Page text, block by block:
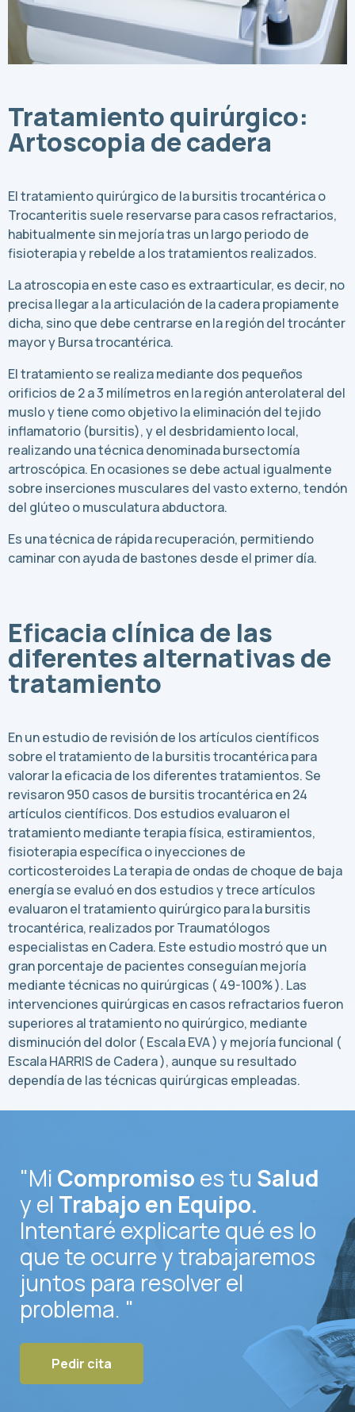
Tratamiento quirúrgico:
Artoscopia de cadera
El tratamiento quirúrgico de la bursitis trocantérica o
Trocanteritis suele reservarse para casos refractarios,
habitualmente sin mejoría tras un largo periodo de
fisioterapia y rebelde a los tratamientos realizados.
La atroscopia en este caso es extraarticular, es decir, no
precisa llegar a la articulación de la cadera propiamente
dicha, sino que debe centrarse en la región del trocánter
mayor y Bursa trocantérica.
El tratamiento se realiza mediante dos pequeños
orificios de 2 a 3 milímetros en la región anterolateral del
muslo y tiene como objetivo la eliminación del tejido
inflamatorio (bursitis), y el desbridamiento local,
realizando una técnica denominada bursectomía
artroscópica. En ocasiones se debe actual igualmente
sobre inserciones musculares del vasto externo, tendón
del glúteo o musculatura abductora.
Es una técnica de rápida recuperación, permitiendo
caminar con ayuda de bastones desde el primer día.
Eficacia clínica de las
diferentes alternativas de
tratamiento
En un estudio de revisión de los artículos científicos
sobre el tratamiento de la bursitis trocantérica para
valorar la eficacia de los diferentes tratamientos. Se
revisaron 950 casos de bursitis trocantérica en 24
artículos científicos. Dos estudios evaluaron el
tratamiento mediante terapia física, estiramientos,
fisioterapia específica o inyecciones de
corticosteroides La terapia de ondas de choque de baja
energía se evaluó en dos estudios y trece artículos
evaluaron el tratamiento quirúrgico para la bursitis
trocantérica, realizados por Traumatólogos
especialistas en Cadera. Este estudio mostró que un
gran porcentaje de pacientes conseguían mejoría
mediante técnicas no quirúrgicas ( 49-100% ). Las
intervenciones quirúrgicas en casos refractarios fueron
superiores al tratamiento no quirúrgico, mediante
disminución del dolor ( Escala EVA ) y mejoría funcional (
Escala HARRIS de Cadera ), aunque su resultado
dependía de las técnicas quirúrgicas empleadas.
"Mi Compromiso es tu Salud
y el Trabajo en Equipo.
Intentaré explicarte qué es lo
que te ocurre y trabajaremos
juntos para resolver el
problema. "
Pedir cita